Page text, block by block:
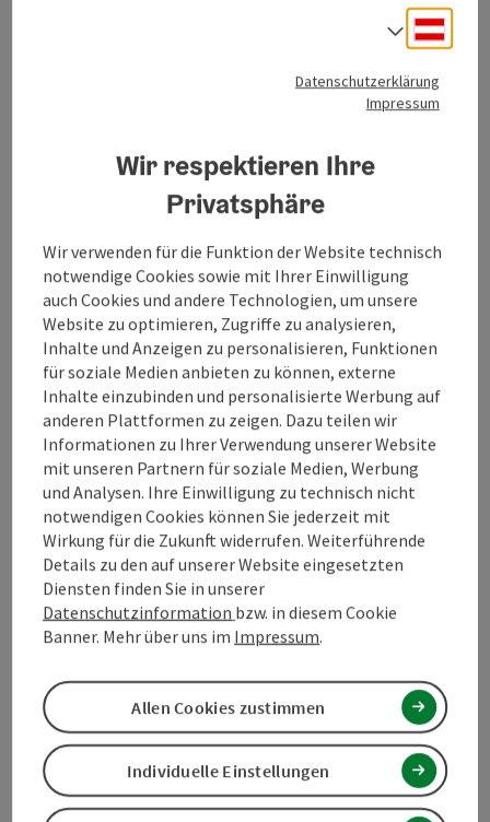
Tour und Routeninformationen
Anreise/Lage
Barrierefreiheit
Kontakt
Inspiration
Zustimmungserklärung
Beitrag merken
zum Merkzettel
PDF erstellen
Beitrag drucken
In der Nähe
powered byTOURDATA Änderung vorschlagen
Datenschutzerklärung
Impressum
Wir respektieren Ihre
Privatsphäre
Wir verwenden für die Funktion der Website technisch
notwendige Cookies sowie mit Ihrer Einwilligung
auch Cookies und andere Technologien, um unsere
Website zu optimieren, Zugriffe zu analysieren,
Inhalte und Anzeigen zu personalisieren, Funktionen
für soziale Medien anbieten zu können, externe
Inhalte einzubinden und personalisierte Werbung auf
anderen Plattformen zu zeigen. Dazu teilen wir
Informationen zu Ihrer Verwendung unserer Website
mit unseren Partnern für soziale Medien, Werbung
und Analysen. Ihre Einwilligung zu technisch nicht
notwendigen Cookies können Sie jederzeit mit
Wirkung für die Zukunft widerrufen. Weiterführende
Details zu den auf unserer Website eingesetzten
Diensten finden Sie in unserer
Datenschutzinformation bzw. in diesem Cookie
Banner. Mehr über uns im Impressum.
Individuelle Einstellungen
Allen Cookies zustimmen